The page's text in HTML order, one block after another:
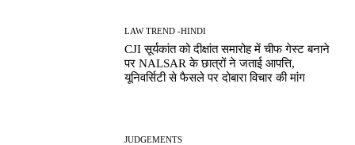
LAW TREND -HINDI
CJI सूर्यकांत को दीक्षांत समारोह में चीफ गेस्ट बनाने
पर NALSAR के छात्रों ने जताई आपत्ति,
यूनिवर्सिटी से फैसले पर दोबारा विचार की मांग
JUDGEMENTS